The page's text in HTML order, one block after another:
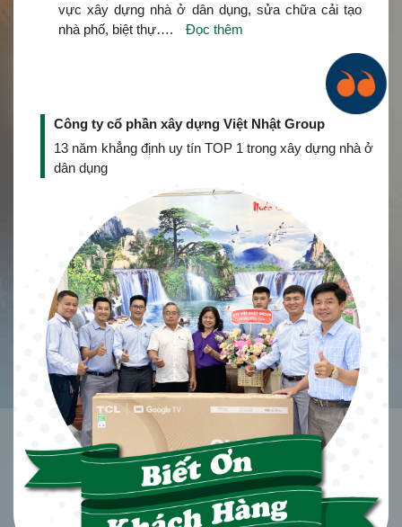
vực xây dựng nhà ở dân dụng, sửa chữa cải tạo
nhà phố, biệt thự….
Đọc thêm
Công ty cổ phần xây dựng Việt Nhật Group
13 năm khẳng định uy tín TOP 1 trong xây dựng nhà ở
dân dụng